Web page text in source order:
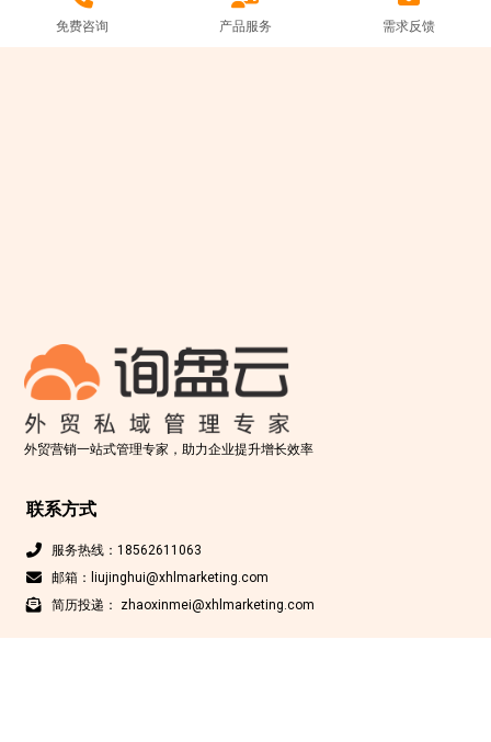
免费咨询 产品服务 需求反馈
外贸营销一站式管理专家，助力企业提升增长效率
联系方式
服务热线：18562611063
邮箱：liujinghui@xhlmarketing.com
简历投递： zhaoxinmei@xhlmarketing.com